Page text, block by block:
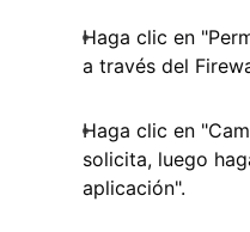
Haga clic en
a través del
Haga clic en
solicita, luego
aplicación".